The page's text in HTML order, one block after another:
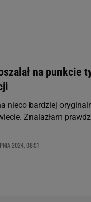
na punkcie
nieco bardziej
Znalazłam
2024, 08:51